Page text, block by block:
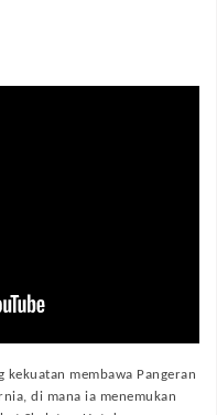
membawa Pangeran
di mana ia menemukan